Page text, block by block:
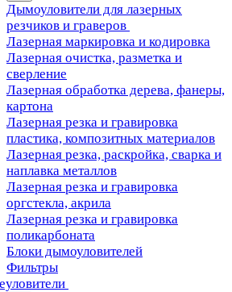
Дымоуловители для лазерных
резчиков и граверов
Лазерная маркировка и кодировка
Лазерная очистка, разметка и
сверление
Лазерная обработка дерева, фанеры,
картона
Лазерная резка и гравировка
пластика, композитных материалов
Лазерная резка, раскройка, сварка и
наплавка металлов
Лазерная резка и гравировка
оргстекла, акрила
Лазерная резка и гравировка
поликарбоната
Блоки дымоуловителей
Фильтры